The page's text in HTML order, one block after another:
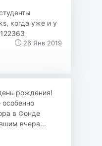
когда уже и у
26 Янв 2019
рождения!
в Фонде
вчера...